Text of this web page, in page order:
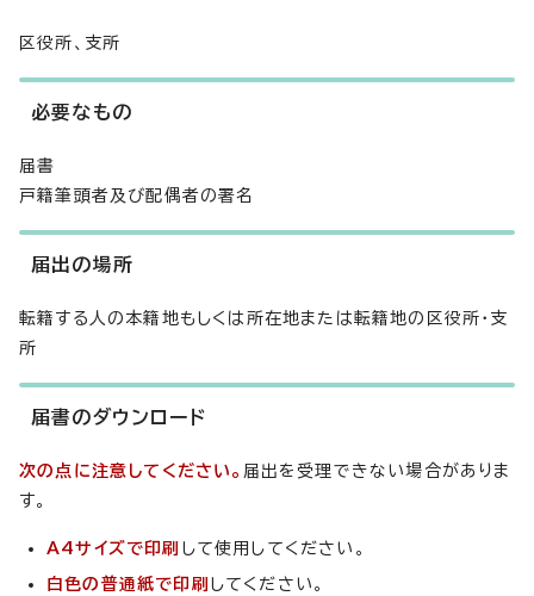
区役所、支所
必要なもの
届書
戸籍筆頭者及び配偶者の署名
届出の場所
転籍する人の本籍地もしくは所在地または転籍地の区役所・支
所
届書のダウンロード
次の点に注意してください。 届出を受理できない場合がありま
す。
A4サイズで印刷 して使用してください。
白色の普通紙で印刷 してください。